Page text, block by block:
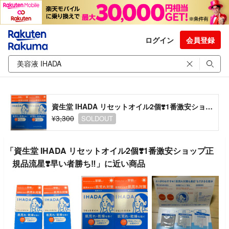
ログイン 会員登録
資生堂 IHADA リセットオイル2個❣️1番激安ショップ正規品流星❣️早い者勝ち‼️
¥3,300
SOLDOUT
「資生堂 IHADA リセットオイル2個❣️1番激安ショップ正
規品流星❣️早い者勝ち‼️」に近い商品